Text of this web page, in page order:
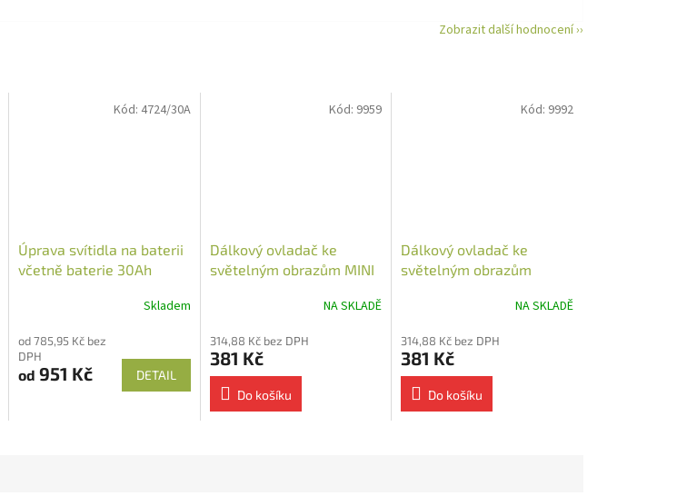
Zobrazit další hodnocení ››
Úprava svítidla na baterii
včetně baterie 30Ah
Skladem
od 785,95 Kč bez
DPH
od 951 Kč DETAIL
Kód: 4724/30A
Dálkový ovladač ke
světelným obrazům MINI
NA SKLADĚ
314,88 Kč bez DPH
381 Kč
Do košíku
Kód: 9959
Dálkový ovladač ke
světelným obrazům
NA SKLADĚ
314,88 Kč bez DPH
381 Kč
Do košíku
Kód: 9992